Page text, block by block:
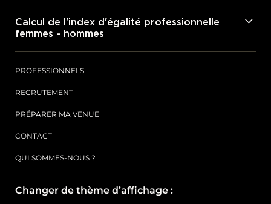
PROFESSIONNELS
RECRUTEMENT
PRÉPARER MA VENUE
CONTACT
QUI SOMMES-NOUS ?
Calcul de l'index d'égalité professionnelle
femmes - hommes
Changer de thème d’affichage :